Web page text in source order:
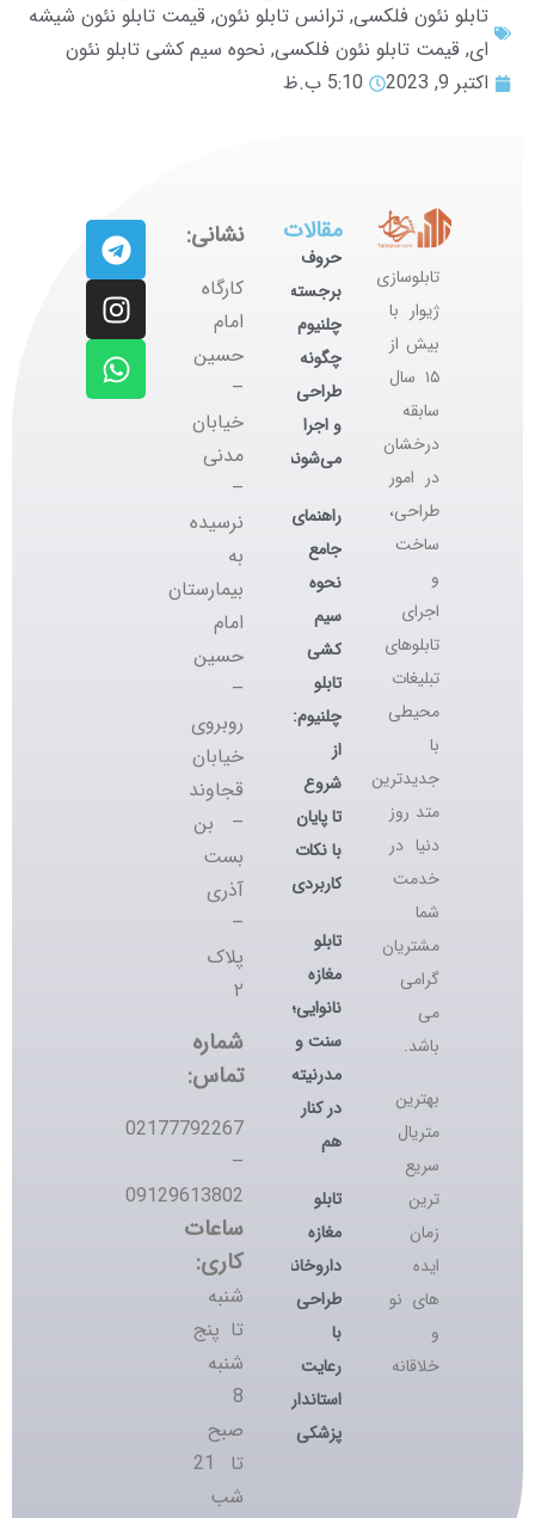
تابلو نئون فلکسی, ترانس تابلو نئون, قیمت تابلو نئون شیشه
ای, قیمت تابلو نئون فلکسی, نحوه سیم کشی تابلو نئون
اکتبر 9, 2023
5:10 ب.ظ
تابلوسازی
ژیوار با
بیش از
۱۵ سال
سابقه
درخشان
در امور
طراحی،
ساخت
و
اجرای
تابلوهای
تبلیغات
محیطی
با
جدیدترین
متد روز
دنیا در
خدمت
شما
مشتریان
گرامی
می
باشد.
بهترین
متریال
سریع
ترین
زمان
ایده
های نو
و
خلاقانه
مقالات
حروف
برجسته
چلنیوم
چگونه
طراحی
و اجرا
می‌شوند؟
راهنمای
جامع
نحوه
سیم
کشی
تابلو
چلنیوم:
از
شروع
تا پایان
با نکات
کاربردی
تابلو
مغازه
نانوایی؛
سنت و
مدرنیته
در کنار
هم
تابلو
مغازه
داروخانه؛
طراحی
با
رعایت
استانداردهای
پزشکی
نشانی:
کارگاه
‌امام
حسین
–
خیابان
مدنی
–
نرسیده
به
بیمارستان
امام
حسین
–
روبروی
خیابان
قجاوند
– بن
بست
آذری
–
پلاک
۲
شماره
تماس:
02177792267
–
09129613802
ساعات
کاری:
شنبه
تا پنج
شنبه
8
صبح
تا 21
شب